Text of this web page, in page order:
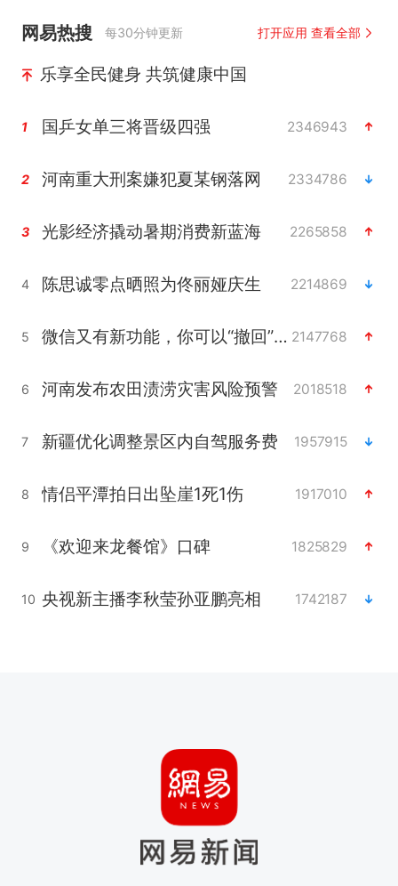
网易热搜 每30分钟更新 打开应用 查看全部
乐享全民健身 共筑健康中国
1 国乒女单三将晋级四强 2346943
2 河南重大刑案嫌犯夏某钢落网 2334786
3 光影经济撬动暑期消费新蓝海 2265858
4 陈思诚零点晒照为佟丽娅庆生 2214869
5 微信又有新功能，你可以“撤回”你的撤回了！ 2147768
6 河南发布农田渍涝灾害风险预警 2018518
7 新疆优化调整景区内自驾服务费 1957915
8 情侣平潭拍日出坠崖1死1伤 1917010
9 《欢迎来龙餐馆》口碑 1825829
10 央视新主播李秋莹孙亚鹏亮相 1742187